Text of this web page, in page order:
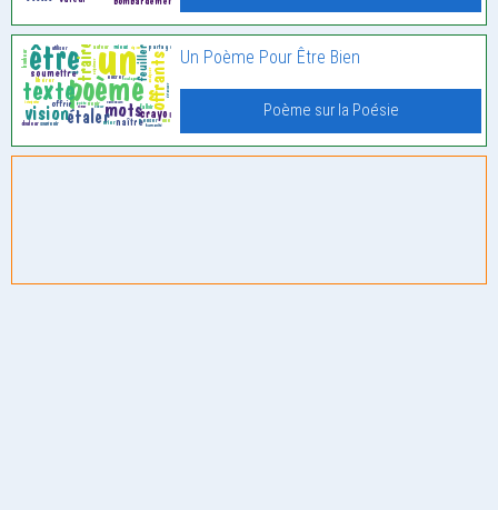
Un Poème Pour Être Bien
Poème sur la Poésie